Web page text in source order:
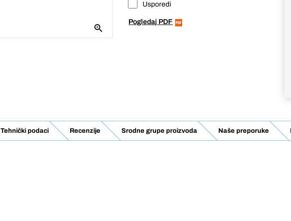
Usporedi
Pogledaj PDF
Tehnički podaci Recenzije Srodne grupe proizvoda Naše preporuke